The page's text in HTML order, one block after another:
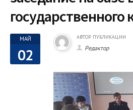
МАЙ
02
АВТОР ПУБЛИКАЦИИ
Редактор